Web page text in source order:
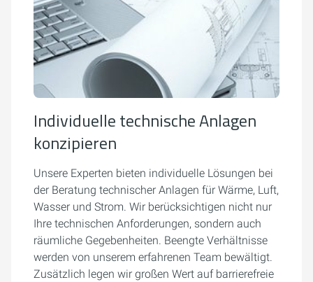
Individuelle technische Anlagen
konzipieren
Unsere Experten bieten individuelle Lösungen bei
der Beratung technischer Anlagen für Wärme, Luft,
Wasser und Strom. Wir berücksichtigen nicht nur
Ihre technischen Anforderungen, sondern auch
räumliche Gegebenheiten. Beengte Verhältnisse
werden von unserem erfahrenen Team bewältigt.
Zusätzlich legen wir großen Wert auf barrierefreie